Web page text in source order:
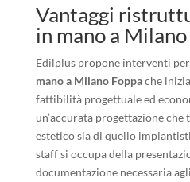
Vantaggi
in mano a
Edilplus propone interventi per
mano a Milano Foppache
fattibilità progettuale ed
un’accurata progettazione che
estetico sia di quello
staff si occupa della
documentazione necessaria